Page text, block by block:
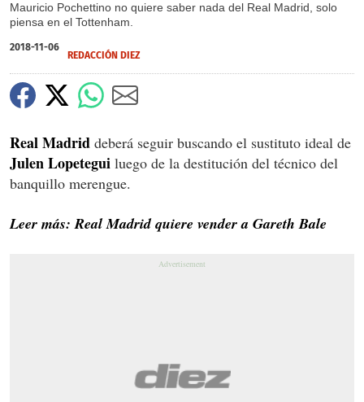
Mauricio Pochettino no quiere saber nada del Real Madrid, solo
piensa en el Tottenham.
2018-11-06
REDACCIÓN DIEZ
Real Madrid deberá seguir buscando el sustituto ideal de
Julen Lopetegui luego de la destitución del técnico del
banquillo merengue.
Leer más: Real Madrid quiere vender a Gareth Bale